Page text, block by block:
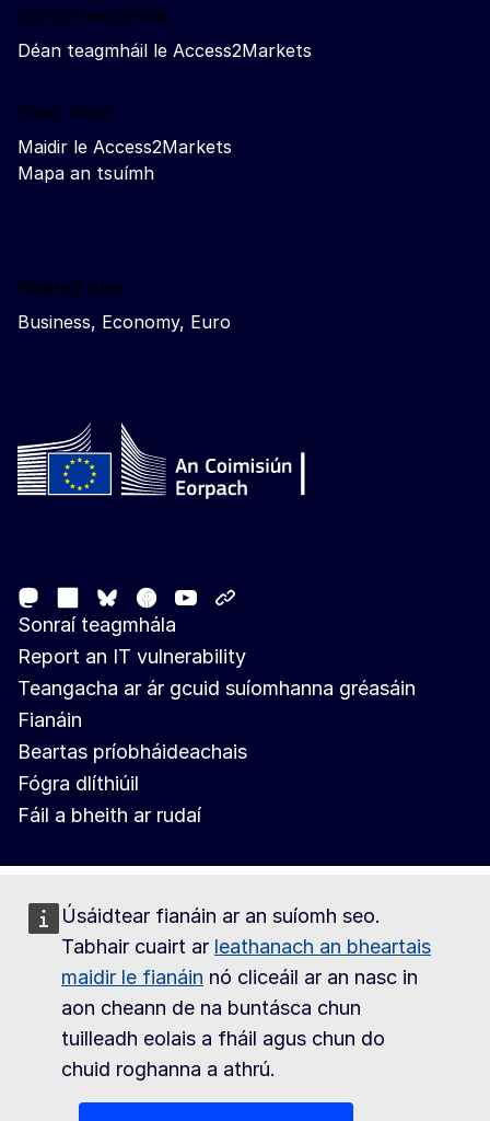
Úsáidtear fianáin ar an suíomh seo.
Tabhair cuairt ar leathanach an bheartais
maidir le fianáin nó cliceáil ar an nasc in
aon cheann de na buntásca chun
tuilleadh eolais a fháil agus chun do
chuid roghanna a athrú.
Sonraí teagmhála
Déan teagmháil le Access2Markets
Eolas fúinn
Maidir le Access2Markets
Mapa an tsuímh
Related sites
Business, Economy, Euro
MastodonLinkedIn
Bluesky
Facebook
Youtube
Sonraí teagmhála
Report an IT vulnerability
Teangacha ar ár gcuid suíomhanna gréasáin
Fianáin
Beartas príobháideachais
Fógra dlíthiúil
Fáil a bheith ar rudaí